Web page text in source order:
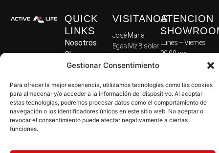
Gestionar Consentimiento
Para ofrecer la mejor experiencia, utilizamos tecnologías como las cookies
para almacenar y/o acceder a la información del dispositivo. Al aceptar
estas tecnologías, podremos procesar datos como el comportamiento de
navegación o los identificadores únicos en este sitio web. No aceptar o
revocar el consentimiento puede afectar negativamente a ciertas
funciones.
QUICK
LINKS
Nosotros
Shop
Máquinas
Máquinas
Comerciales
Crossfit
Accesorios
Preguntas
VISITANOS
José Maria
Egas Mz B solar
090503
Tel: 099 398
8512
Av. El Inca y
Ecuador
ATENCION
Lunes – Viernes
09:00 am –
09:00 am –
02:00 pm
Domingo –
Cerrado